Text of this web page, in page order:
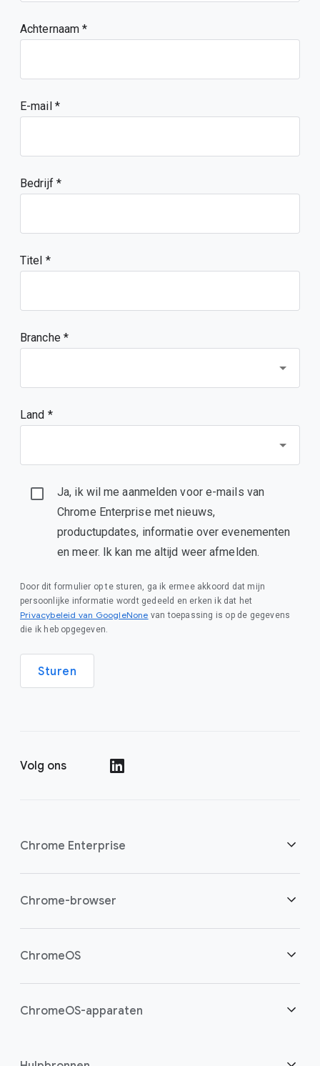
Achternaam
E-mail
Bedrijf
Titel
Branche *
Land *
Ja, ik wil me aanmelden voor e-mails van
Chrome Enterprise met nieuws,
productupdates, informatie over evenementen
en meer. Ik kan me altijd weer afmelden.
Door dit formulier op te sturen, ga ik ermee akkoord dat mijn
persoonlijke informatie wordt gedeeld en erken ik dat het
Privacybeleid van GoogleNone van toepassing is op de gegevens
die ik heb opgegeven.
Sturen
Volg ons
Chrome Enterprise
Beveiliging
Chrome-browser
Overzicht
ChromeOS
Overzicht
ChromeOS-apparaten
Overzicht